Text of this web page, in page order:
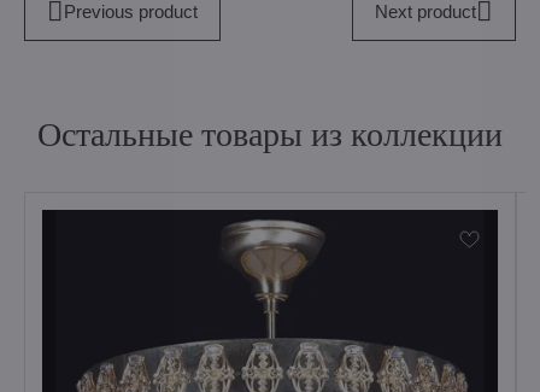
Previous product Next product
Остальные товары из коллекции